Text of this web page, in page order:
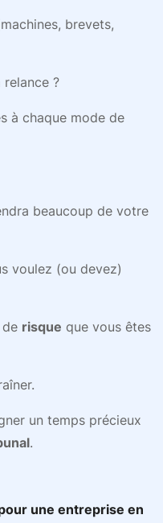
brevets,
?
à chaque mode de
beaucoup de votre
voulez (ou devez)
risque que vous êtes
un temps précieux
.
une entreprise en